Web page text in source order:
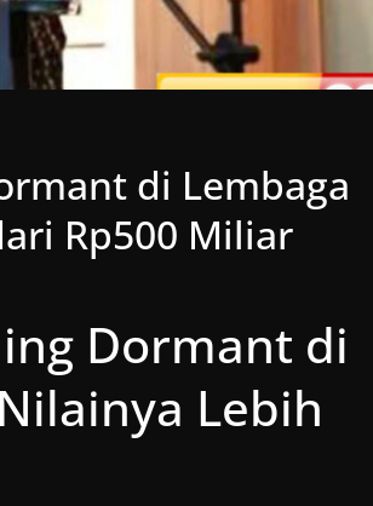
di Lembaga
Rp500 Miliar
Dormant di
Lebih